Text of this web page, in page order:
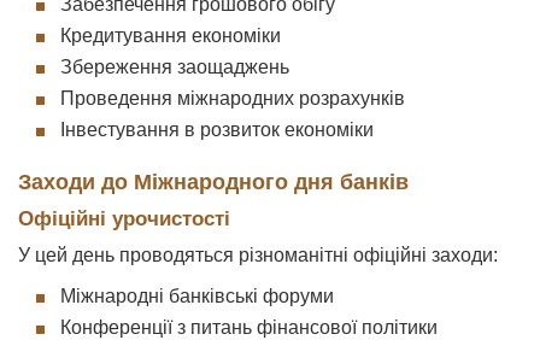
Забезпечення грошового обігу
Кредитування економіки
Збереження заощаджень
Проведення міжнародних розрахунків
Інвестування в розвиток економіки
Заходи до Міжнародного дня банків
Офіційні урочистості
У цей день проводяться різноманітні офіційні заходи:
Міжнародні банківські форуми
Конференції з питань фінансової політики